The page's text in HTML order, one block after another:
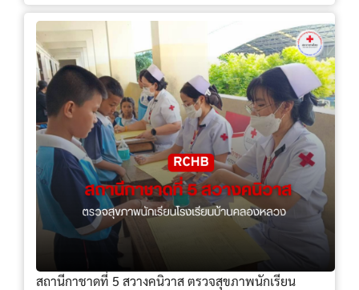
สถานีกาชาดที่ 5 สวางคนิวาส ตรวจสุขภาพนักเรียน